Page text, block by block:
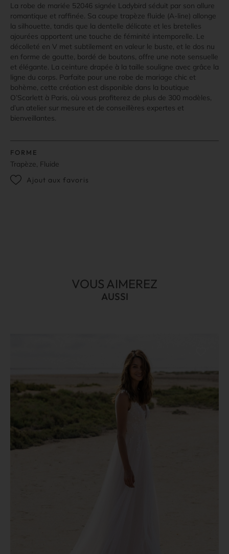
La robe de mariée 52046 signée Ladybird séduit par son allure
romantique et raffinée. Sa coupe trapèze fluide (A-line) allonge
la silhouette, tandis que la dentelle délicate et les bretelles
ajourées apportent une touche de féminité intemporelle. Le
décolleté en V met subtilement en valeur le buste, et le dos nu
en forme de goutte, bordé de boutons, offre une note sensuelle
et élégante. La ceinture drapée à la taille souligne avec grâce la
ligne du corps. Parfaite pour une robe de mariage chic et
bohème, cette création est disponible dans la boutique
O’Scarlett à Paris, où vous profiterez de plus de 300 modèles,
d’un atelier sur mesure et de conseillères expertes et
bienveillantes.
FORME
Trapèze, Fluide
Ajout aux favoris
VOUS AIMEREZ
AUSSI